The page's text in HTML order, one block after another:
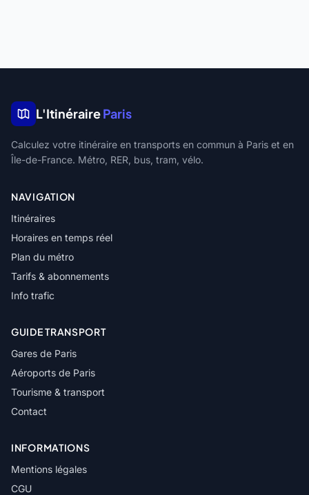
L'ItinéraireParis
Calculez votre itinéraire en transports en commun à Paris et en
Île-de-France. Métro, RER, bus, tram, vélo.
NAVIGATION
Itinéraires
Horaires en temps réel
Plan du métro
Tarifs & abonnements
Info trafic
GUIDE TRANSPORT
Gares de Paris
Aéroports de Paris
Tourisme & transport
Contact
INFORMATIONS
Mentions légales
CGU